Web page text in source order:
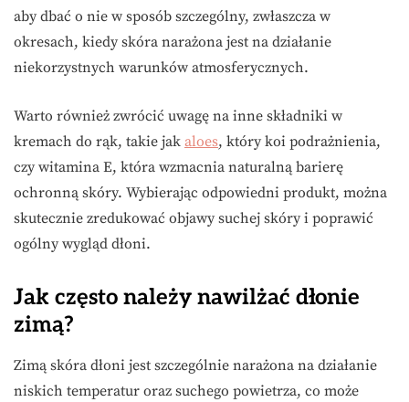
aby dbać o nie w sposób szczególny, zwłaszcza w
okresach, kiedy skóra narażona jest na działanie
niekorzystnych warunków atmosferycznych.
Warto również zwrócić uwagę na inne składniki w
kremach do rąk, takie jak aloes, który koi podrażnienia,
czy witamina E, która wzmacnia naturalną barierę
ochronną skóry. Wybierając odpowiedni produkt, można
skutecznie zredukować objawy suchej skóry i poprawić
ogólny wygląd dłoni.
Jak często należy nawilżać dłonie
zimą?
Zimą skóra dłoni jest szczególnie narażona na działanie
niskich temperatur oraz suchego powietrza, co może